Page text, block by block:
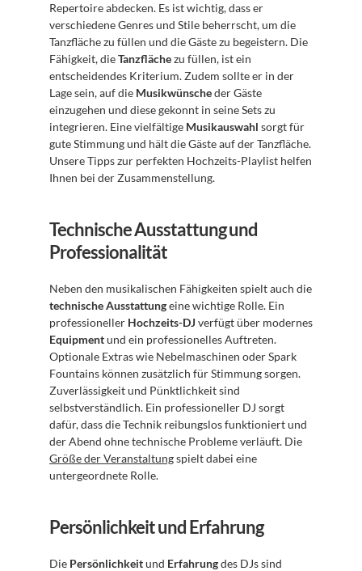
Repertoire abdecken. Es ist wichtig, dass er
verschiedene Genres und Stile beherrscht, um die
Tanzfläche zu füllen und die Gäste zu begeistern. Die
Fähigkeit, die Tanzfläche zu füllen, ist ein
entscheidendes Kriterium. Zudem sollte er in der
Lage sein, auf die Musikwünsche der Gäste
einzugehen und diese gekonnt in seine Sets zu
integrieren. Eine vielfältige Musikauswahl sorgt für
gute Stimmung und hält die Gäste auf der Tanzfläche.
Unsere Tipps zur perfekten Hochzeits-Playlist helfen
Ihnen bei der Zusammenstellung.
Technische Ausstattung und
Professionalität
technische Ausstattung eine wichtige Rolle. Ein
professioneller Hochzeits-DJ
Equipment und ein professionelles Auftreten.
Optionale Extras wie Nebelmaschinen oder Spark
Fountains können zusätzlich für Stimmung sorgen.
Zuverlässigkeit und Pünktlichkeit sind
selbstverständlich. Ein professioneller DJ sorgt
dafür, dass die Technik reibungslos funktioniert und
Größe der Veranstaltung spielt dabei eine
untergeordnete Rolle.
Persönlichkeit und Erfahrung
Die Persönlichkeit und Erfahrung des DJs sind